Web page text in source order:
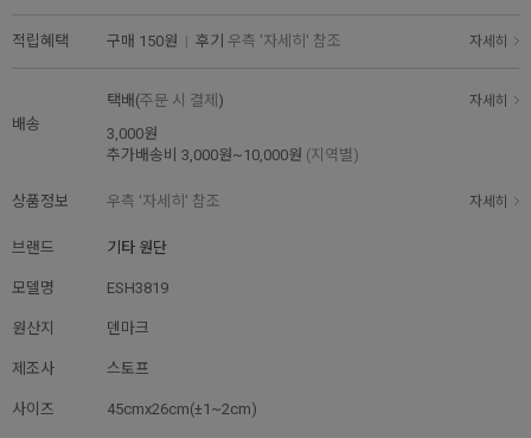
적립혜택 구매 150원 | 후기 우측 '자세히' 참조 자세히
배송
택배(주문 시 결제 ) 자세히
3,000원
추가배송비 3,000원~10,000원 (지역별)
상품정보 우측 '자세히' 참조 자세히
브랜드 기타 원단
모델명 ESH3819
원산지 덴마크
제조사 스토프
사이즈 45cmx26cm(±1~2cm)